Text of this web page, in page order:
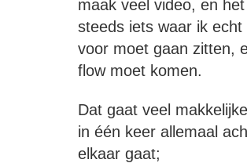
maak veel video, en
steeds iets waar ik echt
voor moet gaan zitten,
flow moet komen.
Dat gaat veel
in één keer allemaal
elkaar gaat;